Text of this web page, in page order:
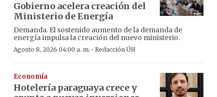
Gobierno acelera creación del
Ministerio de Energía
Demanda. El sostenido aumento de la demanda de
energía impulsa la creación del nuevo ministerio.
Agosto 8, 2026 04:00 a. m. · Redacción ÚH
Economía
Hotelería paraguaya crece y